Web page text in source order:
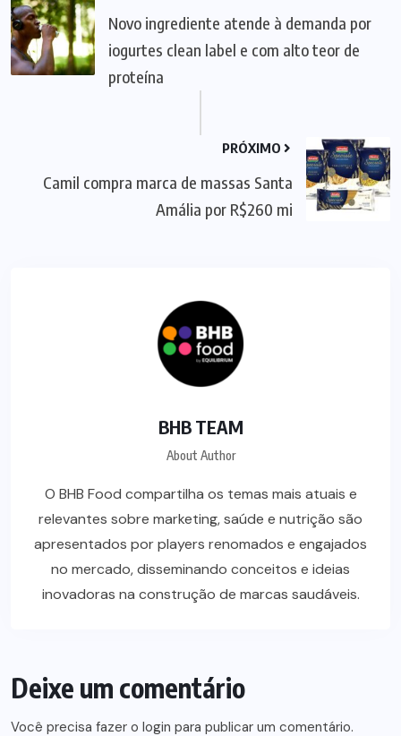
Novo ingrediente atende à demanda por
iogurtes clean label e com alto teor de
proteína
PRÓXIMO
Camil compra marca de massas Santa
Amália por R$260 mi
BHB TEAM
About Author
O BHB Food compartilha os temas mais atuais e
relevantes sobre marketing, saúde e nutrição são
apresentados por players renomados e engajados
no mercado, disseminando conceitos e ideias
inovadoras na construção de marcas saudáveis.
Deixe um comentário
Você precisa fazer o login para publicar um comentário.